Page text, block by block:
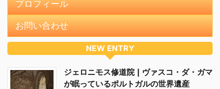
プロフィール
お問い合わせ
NEW ENTRY
ジェロニモス修道院 | ヴァスコ・ダ・ガマ
が眠っているポルトガルの世界遺産